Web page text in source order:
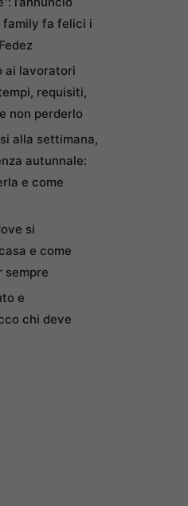
family fa felici i
ai lavoratori
requisiti,
non perderlo
alla settimana,
autunnale:
e come
si
e come
sempre
e
chi deve